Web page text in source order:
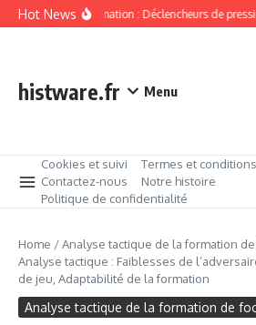
Skip to content
Hot News
4-1-3-2 Formation : Déclencheurs de
histware.fr Menu
Cookies et suivi
Termes et conditions
Contactez-nous
Notre histoire
Politique de confidentialité
Home /Analyse tactique de la formation
Analyse tactique : Faiblesses de
de jeu, Adaptabilité de la formation
Analyse tactique de la formation de